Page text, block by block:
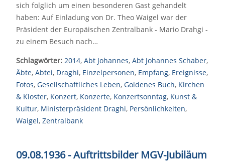
sich folglich um einen besonderen Gast gehandelt
haben: Auf Einladung von Dr. Theo Waigel war der
Präsident der Europäischen Zentralbank - Mario Drahgi -
zu einem Besuch nach…
Schlagwörter: 2014, Abt Johannes, Abt Johannes Schaber,
Äbte, Abtei, Draghi, Einzelpersonen, Empfang, Ereignisse,
Fotos, Gesellschaftliches Leben, Goldenes Buch, Kirchen
& Kloster, Konzert, Konzerte, Konzertsonntag, Kunst &
Kultur, Ministerpräsident Draghi, Persönlichkeiten,
Waigel, Zentralbank
09.08.1936 - Auftrittsbilder MGV-Jubiläum